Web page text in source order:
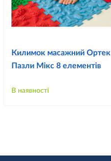
Килимок масажний Ортек
Пазли Мікс 8 елементів
В наявності